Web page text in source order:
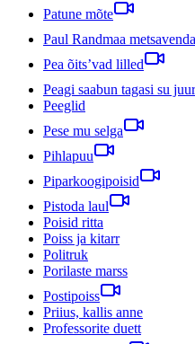
Patune mõte
Paul Randmaa
Pea õits’vad lilled
Peagi saabun tagasi su
Peeglid
Pese mu selga
Pihlapuu
Piparkoogipoisid
Pistoda laul
Poisid ritta
Poiss ja kitarr
Politruk
Porilaste marss
Postipoiss
Priius, kallis anne
Professorite duett